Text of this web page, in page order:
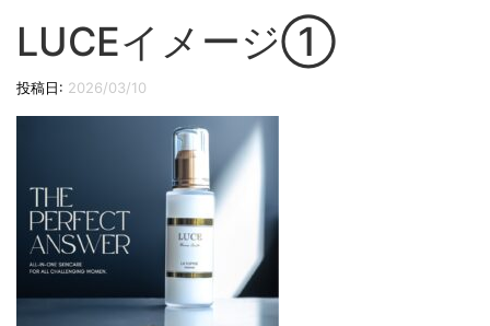
ョ
ン
替
え
LUCEイメージ①
投稿日: 2026/03/10